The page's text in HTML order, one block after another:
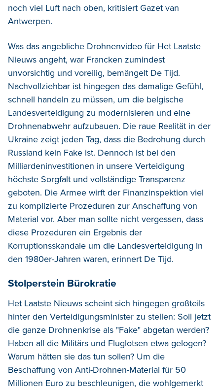
noch viel Luft nach oben, kritisiert Gazet van
Antwerpen.
Was das angebliche Drohnenvideo für Het Laatste
Nieuws angeht, war Francken zumindest
unvorsichtig und voreilig, bemängelt De Tijd.
Nachvollziehbar ist hingegen das damalige Gefühl,
schnell handeln zu müssen, um die belgische
Landesverteidigung zu modernisieren und eine
Drohnenabwehr aufzubauen. Die raue Realität in der
Ukraine zeigt jeden Tag, dass die Bedrohung durch
Russland kein Fake ist. Dennoch ist bei den
Milliardeninvestitionen in unsere Verteidigung
höchste Sorgfalt und vollständige Transparenz
geboten. Die Armee wirft der Finanzinspektion viel
zu komplizierte Prozeduren zur Anschaffung von
Material vor. Aber man sollte nicht vergessen, dass
diese Prozeduren ein Ergebnis der
Korruptionsskandale um die Landesverteidigung in
den 1980er-Jahren waren, erinnert De Tijd.
Stolperstein Bürokratie
Het Laatste Nieuws scheint sich hingegen großteils
hinter den Verteidigungsminister zu stellen: Soll jetzt
die ganze Drohnenkrise als "Fake" abgetan werden?
Haben all die Militärs und Fluglotsen etwa gelogen?
Warum hätten sie das tun sollen? Um die
Beschaffung von Anti-Drohnen-Material für 50
Millionen Euro zu beschleunigen, die wohlgemerkt